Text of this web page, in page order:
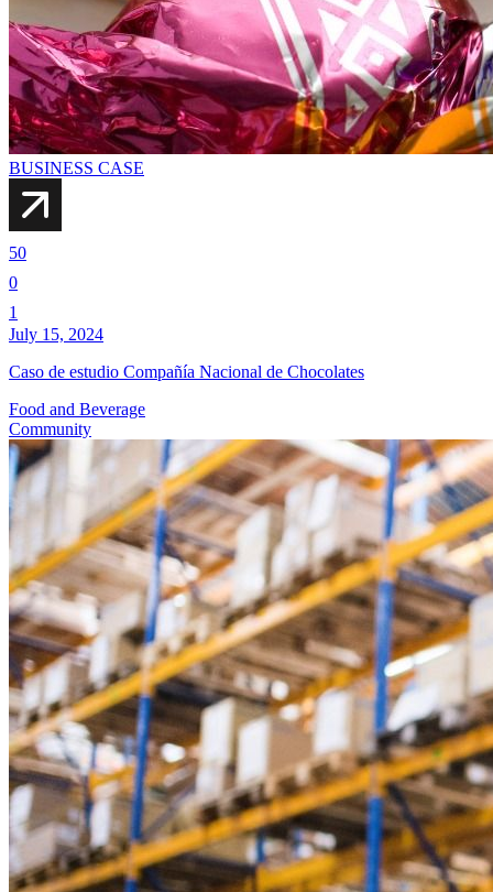
BUSINESS CASE
50
0
1
July 15, 2024
Caso de estudio Compañía Nacional de Chocolates
Food and Beverage
Community